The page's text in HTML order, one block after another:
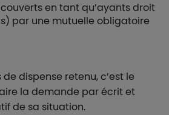
en tant qu’ayants droit
par une mutuelle obligatoire
dispense retenu, c’est le
la demande par écrit et
de sa situation.